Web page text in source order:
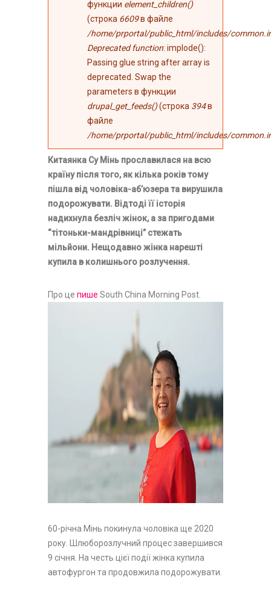
функции element_children()
(строка 6609в файле
/home/prportal/public_html/includes/
Deprecated function: implode():
Passing glue string after array is
deprecated. Swap the
parameters в функции
drupal_get_feeds()(строка 394в
файле
/home/prportal/public_html/includes/
Китаянка Су Мінь прославилася на всю
країну після того, як кілька років тому
пішла від чоловіка-аб’юзера та вирушила
подорожувати. Відтоді її історія
надихнула безліч жінок, а за пригодами
“тітоньки-мандрівниці” стежать
мільйони. Нещодавно жінка нарешті
купила в колишнього розлучення.
Про це пише South China Morning Post.
60-річна Мінь покинула чоловіка ще 2020
року. Шлюборозлучний процес завершився
9 січня. На честь цієї події жінка купила
автофургон та продовжила подорожувати.